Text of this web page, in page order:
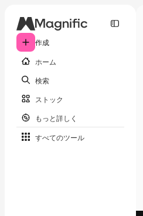
作成
ホーム
検索
ストック
もっと詳しく
すべてのツール